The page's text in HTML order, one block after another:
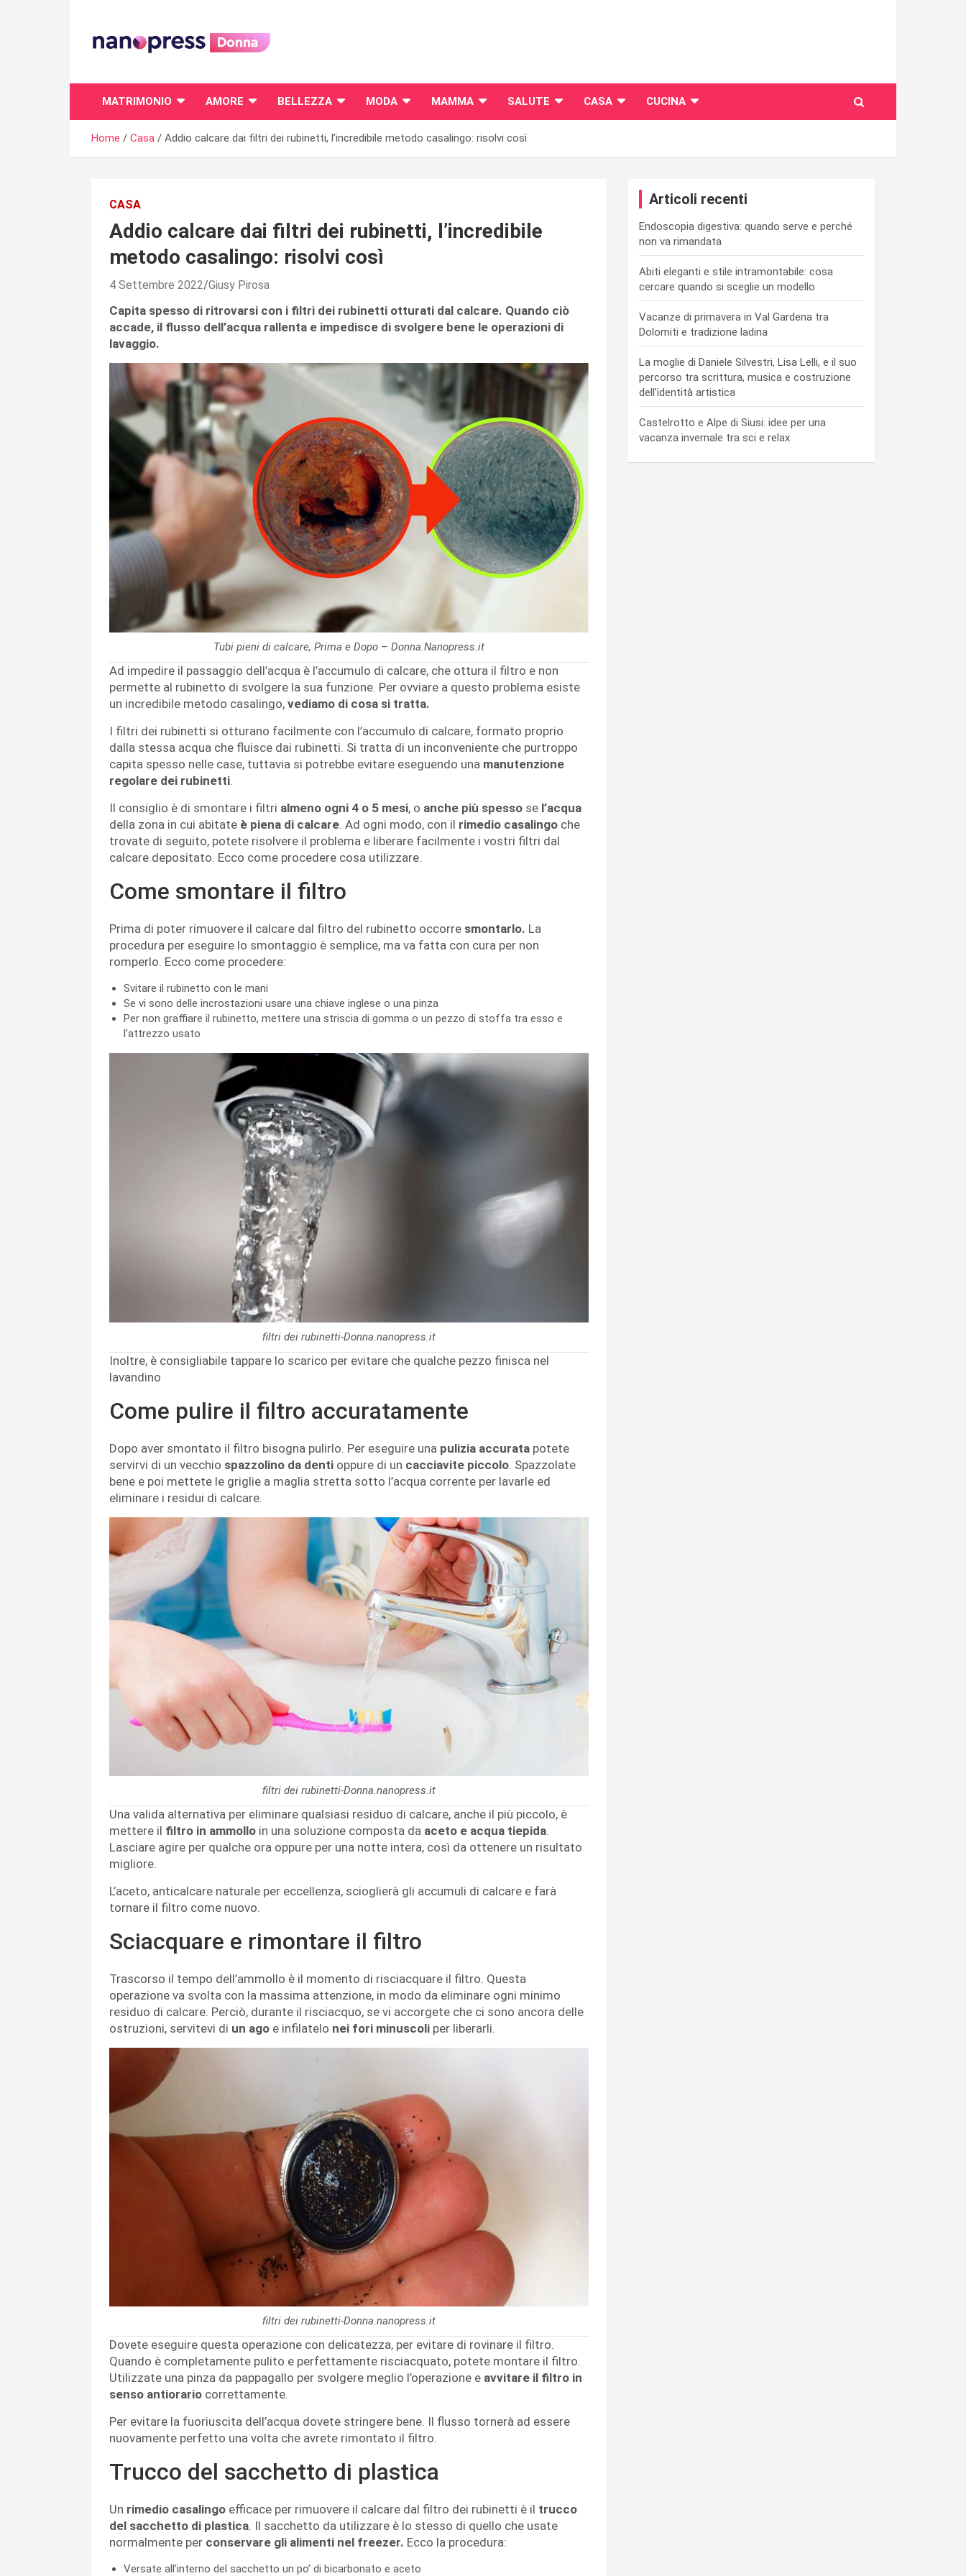
content
MATRIMONIO AMORE BELLEZZA MODA MAMMA SALUTE CASA CUCINA
Home Casa Addio calcare dai filtri dei rubinetti, l’incredibile metodo casalingo: risolvi così
CASA
Addio calcare dai filtri dei rubinetti, l’incredibile
metodo casalingo: risolvi così
4 Settembre 2022 Giusy Pirosa
Capita spesso di ritrovarsi con i filtri dei rubinetti otturati dal calcare. Quando ciò
accade, il flusso dell’acqua rallenta e impedisce di svolgere bene le operazioni di
lavaggio.
Tubi pieni di calcare, Prima e Dopo – Donna.Nanopress.it
Ad impedire il passaggio dell’acqua è l’accumulo di calcare, che ottura il filtro e non
permette al rubinetto di svolgere la sua funzione. Per ovviare a questo problema esiste
un incredibile metodo casalingo, vediamo di cosa si tratta.
I filtri dei rubinetti si otturano facilmente con l’accumulo di calcare, formato proprio
dalla stessa acqua che fluisce dai rubinetti. Si tratta di un inconveniente che purtroppo
capita spesso nelle case, tuttavia si potrebbe evitare eseguendo una manutenzione
regolare dei rubinetti.
Il consiglio è di smontare i filtri almeno ogni 4 o 5 mesi, o anche più spesso se l’acqua
della zona in cui abitate è piena di calcare. Ad ogni modo, con il rimedio casalingo che
trovate di seguito, potete risolvere il problema e liberare facilmente i vostri filtri dal
calcare depositato. Ecco come procedere cosa utilizzare.
Come smontare il filtro
Prima di poter rimuovere il calcare dal filtro del rubinetto occorre smontarlo. La
procedura per eseguire lo smontaggio è semplice, ma va fatta con cura per non
romperlo. Ecco come procedere:
Svitare il rubinetto con le mani
Se vi sono delle incrostazioni usare una chiave inglese o una pinza
Per non graffiare il rubinetto, mettere una striscia di gomma o un pezzo di stoffa tra esso e
l’attrezzo usato
filtri dei rubinetti-Donna.nanopress.it
Inoltre, è consigliabile tappare lo scarico per evitare che qualche pezzo finisca nel
lavandino
Come pulire il filtro accuratamente
Dopo aver smontato il filtro bisogna pulirlo. Per eseguire una pulizia accurata potete
servirvi di un vecchio spazzolino da denti oppure di un cacciavite piccolo. Spazzolate
bene e poi mettete le griglie a maglia stretta sotto l’acqua corrente per lavarle ed
eliminare i residui di calcare.
filtri dei rubinetti-Donna.nanopress.it
Una valida alternativa per eliminare qualsiasi residuo di calcare, anche il più piccolo, è
mettere il filtro in ammollo in una soluzione composta da aceto e acqua tiepida.
Lasciare agire per qualche ora oppure per una notte intera, così da ottenere un risultato
migliore.
L’aceto, anticalcare naturale per eccellenza, scioglierà gli accumuli di calcare e farà
tornare il filtro come nuovo.
Sciacquare e rimontare il filtro
Trascorso il tempo dell’ammollo è il momento di risciacquare il filtro. Questa
operazione va svolta con la massima attenzione, in modo da eliminare ogni minimo
residuo di calcare. Perciò, durante il risciacquo, se vi accorgete che ci sono ancora delle
ostruzioni, servitevi di un ago e infilatelo nei fori minuscoli per liberarli.
filtri dei rubinetti-Donna.nanopress.it
Dovete eseguire questa operazione con delicatezza, per evitare di rovinare il filtro.
Quando è completamente pulito e perfettamente risciacquato, potete montare il filtro.
Utilizzate una pinza da pappagallo per svolgere meglio l’operazione e avvitare il filtro in
senso antiorario correttamente.
Per evitare la fuoriuscita dell’acqua dovete stringere bene. Il flusso tornerà ad essere
nuovamente perfetto una volta che avrete rimontato il filtro.
Trucco del sacchetto di plastica
Un rimedio casalingo efficace per rimuovere il calcare dal filtro dei rubinetti è il trucco
del sacchetto di plastica. Il sacchetto da utilizzare è lo stesso di quello che usate
normalmente per conservare gli alimenti nel freezer. Ecco la procedura:
Versate all’interno del sacchetto un po’ di bicarbonato e aceto
Articoli recenti
Endoscopia digestiva: quando serve e perché
non va rimandata
Abiti eleganti e stile intramontabile: cosa
cercare quando si sceglie un modello
Vacanze di primavera in Val Gardena tra
Dolomiti e tradizione ladina
La moglie di Daniele Silvestri, Lisa Lelli, e il suo
percorso tra scrittura, musica e costruzione
dell’identità artistica
Castelrotto e Alpe di Siusi: idee per una
vacanza invernale tra sci e relax